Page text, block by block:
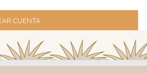
CUENTA